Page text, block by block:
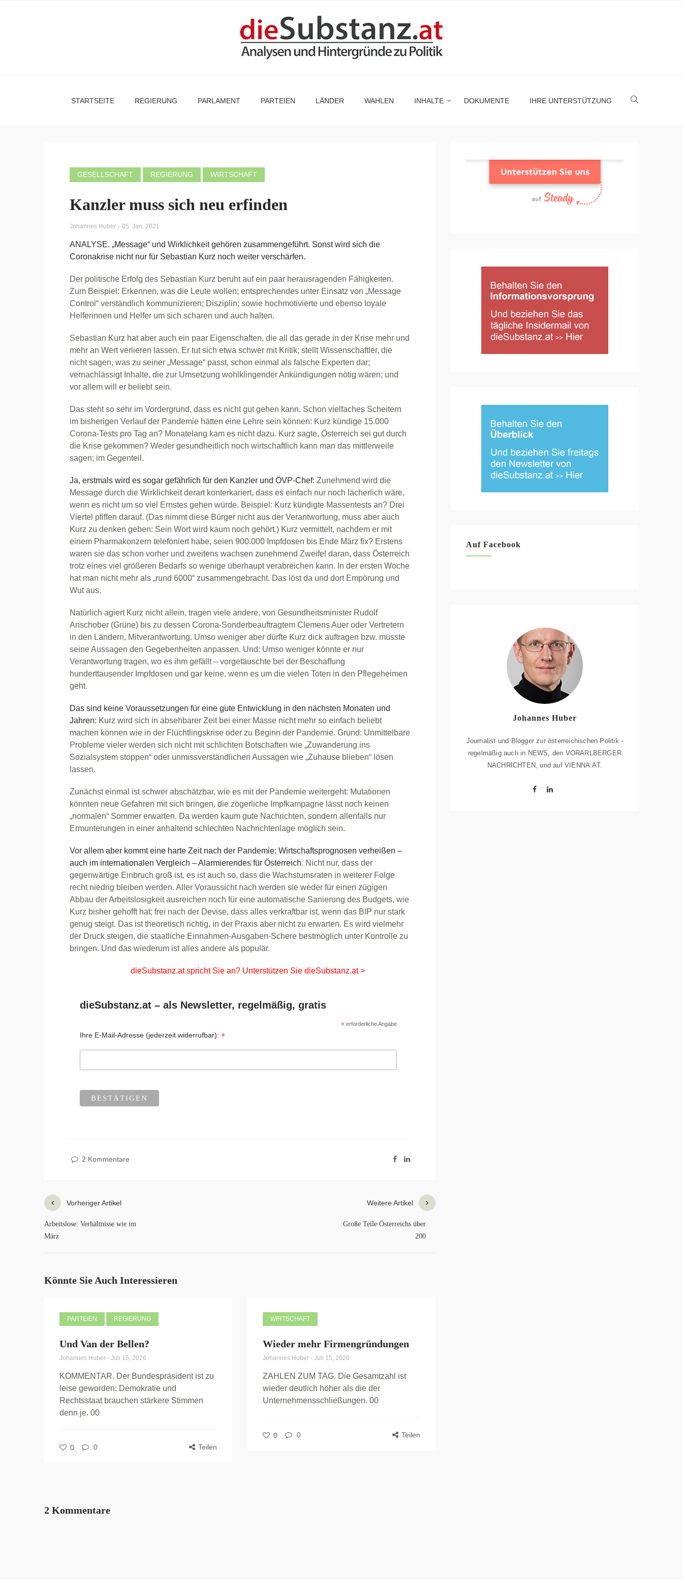
STARTSEITE REGIERUNG PARLAMENT PARTEIEN LÄNDER WAHLEN INHALTE DOKUMENTE IHRE UNTERSTÜTZUNG
GESELLSCHAFT REGIERUNG WIRTSCHAFT
Kanzler muss sich neu erfinden
Johannes Huber - 05. Jan. 2021
ANALYSE. „Message“ und Wirklichkeit gehören zusammengeführt. Sonst wird sich die
Coronakrise nicht nur für Sebastian Kurz noch weiter verschärfen.
Der politische Erfolg des Sebastian Kurz beruht auf ein paar herausragenden Fähigkeiten.
Zum Beispiel: Erkennen, was die Leute wollen; entsprechendes unter Einsatz von „Message
Control“ verständlich kommunizieren; Disziplin; sowie hochmotivierte und ebenso loyale
Helferinnen und Helfer um sich scharen und auch halten.
Sebastian Kurz hat aber auch ein paar Eigenschaften, die all das gerade in der Krise mehr und
mehr an Wert verlieren lassen. Er tut sich etwa schwer mit Kritik; stellt Wissenschaftler, die
nicht sagen, was zu seiner „Message“ passt, schon einmal als falsche Experten dar;
vernachlässigt Inhalte, die zur Umsetzung wohlklingender Ankündigungen nötig wären; und
vor allem will er beliebt sein.
Das steht so sehr im Vordergrund, dass es nicht gut gehen kann. Schon vielfaches Scheitern
im bisherigen Verlauf der Pandemie hätten eine Lehre sein können: Kurz kündige 15.000
Corona-Tests pro Tag an? Monatelang kam es nicht dazu. Kurz sagte, Österreich sei gut durch
die Krise gekommen? Weder gesundheitlich noch wirtschaftlich kann man das mittlerweile
sagen; im Gegenteil.
Ja, erstmals wird es sogar gefährlich für den Kanzler und ÖVP-Chef: Zunehmend wird die
Message durch die Wirklichkeit derart konterkariert, dass es einfach nur noch lächerlich wäre,
wenn es nicht um so viel Ernstes gehen würde. Beispiel: Kurz kündigte Massentests an? Drei
Viertel pfiffen darauf. (Das nimmt diese Bürger nicht aus der Verantwortung, muss aber auch
Kurz zu denken geben: Sein Wort wird kaum noch gehört.) Kurz vermittelt, nachdem er mit
einem Pharmakonzern telefoniert habe, seien 900.000 Impfdosen bis Ende März fix? Erstens
waren sie das schon vorher und zweitens wachsen zunehmend Zweifel daran, dass Österreich
trotz eines viel größeren Bedarfs so wenige überhaupt verabreichen kann. In der ersten Woche
hat man nicht mehr als „rund 6000“ zusammengebracht. Das löst da und dort Empörung und
Wut aus.
Natürlich agiert Kurz nicht allein, tragen viele andere, von Gesundheitsminister Rudolf
Anschober (Grüne) bis zu dessen Corona-Sonderbeauftragtem Clemens Auer oder Vertretern
in den Ländern, Mitverantwortung. Umso weniger aber dürfte Kurz dick auftragen bzw. müsste
seine Aussagen den Gegebenheiten anpassen. Und: Umso weniger könnte er nur
Verantwortung tragen, wo es ihm gefällt – vorgetäuschte bei der Beschaffung
hunderttausender Impfdosen und gar keine, wenn es um die vielen Toten in den Pflegeheimen
geht.
Das sind keine Voraussetzungen für eine gute Entwicklung in den nächsten Monaten und
Jahren: Kurz wird sich in absehbarer Zeit bei einer Masse nicht mehr so einfach beliebt
machen können wie in der Flüchtlingskrise oder zu Beginn der Pandemie. Grund: Unmittelbare
Probleme vieler werden sich nicht mit schlichten Botschaften wie „Zuwanderung ins
Sozialsystem stoppen“ oder unmissverständlichen Aussagen wie „Zuhause blieben“ lösen
lassen.
Zunächst einmal ist schwer abschätzbar, wie es mit der Pandemie weitergeht: Mutationen
könnten neue Gefahren mit sich bringen, die zögerliche Impfkampagne lässt noch keinen
„normalen“ Sommer erwarten. Da werden kaum gute Nachrichten, sondern allenfalls nur
Ermunterungen in einer anhaltend schlechten Nachrichtenlage möglich sein.
Vor allem aber kommt eine harte Zeit nach der Pandemie: Wirtschaftsprognosen verheißen –
auch im internationalen Vergleich – Alarmierendes für Österreich. Nicht nur, dass der
gegenwärtige Einbruch groß ist, es ist auch so, dass die Wachstumsraten in weiterer Folge
recht niedrig bleiben werden. Aller Voraussicht nach werden sie weder für einen zügigen
Abbau der Arbeitslosigkeit ausreichen noch für eine automatische Sanierung des Budgets, wie
Kurz bisher gehofft hat; frei nach der Devise, dass alles verkraftbar ist, wenn das BIP nur stark
genug steigt. Das ist theoretisch richtig, in der Praxis aber nicht zu erwarten. Es wird vielmehr
der Druck steigen, die staatliche Einnahmen-Ausgaben-Schere bestmöglich unter Kontrolle zu
bringen. Und das wiederum ist alles andere als populär.
dieSubstanz.at spricht Sie an? Unterstützen Sie dieSubstanz.at >
dieSubstanz.at – als Newsletter, regelmäßig, gratis
* erforderliche Angabe
Ihre E-Mail-Adresse (jederzeit widerrufbar):*
2 Kommentare
Vorheriger Artikel
Arbeitslose: Verhältnisse wie im
März
Weitere Artikel
Große Teile Österreichs über
200
Könnte Sie Auch Interessieren
PARTEIEN REGIERUNG
Und Van der Bellen?
Johannes Huber - Juli 15, 2026
KOMMENTAR. Der Bundespräsident ist zu
leise geworden: Demokratie und
Rechtsstaat brauchen stärkere Stimmen
denn je. 00
0 0 Teilen
WIRTSCHAFT
Wieder mehr Firmengründungen
Johannes Huber - Juli 15, 2026
ZAHLEN ZUM TAG. Die Gesamtzahl ist
wieder deutlich höher als die der
Unternehmensschließungen. 00
0 0 Teilen
2 Kommentare
Auf Facebook
Johannes Huber
Journalist und Blogger zur österreichischen Politik -
regelmäßig auch in NEWS, den VORARLBERGER
NACHRICHTEN, und auf VIENNA.AT.